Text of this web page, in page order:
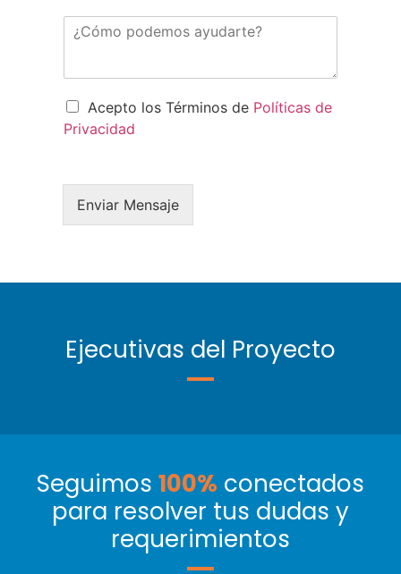
Acepto los Términos de Políticas de
Privacidad
Enviar Mensaje
Ejecutivas del Proyecto
Seguimos 100% conectados
para resolver tus dudas y
requerimientos